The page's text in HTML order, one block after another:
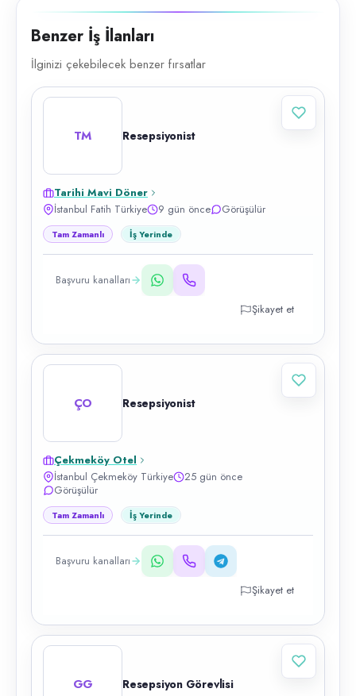
Benzer İş İlanları
İlginizi çekebilecek benzer fırsatlar
TM Resepsiyonist
Tarihi Mavi Döner
İstanbul Fatih Türkiye
9 gün önce Görüşülür
Tam Zamanlı İş Yerinde
Başvuru kanalları
Şikayet et
ÇO Resepsiyonist
Çekmeköy Otel
İstanbul Çekmeköy Türkiye
25 gün önce
Görüşülür
Tam Zamanlı İş Yerinde
Başvuru kanalları
Şikayet et
GG Resepsiyon Görevlisi